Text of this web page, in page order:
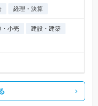
経理・決算
・小売
建設・建築